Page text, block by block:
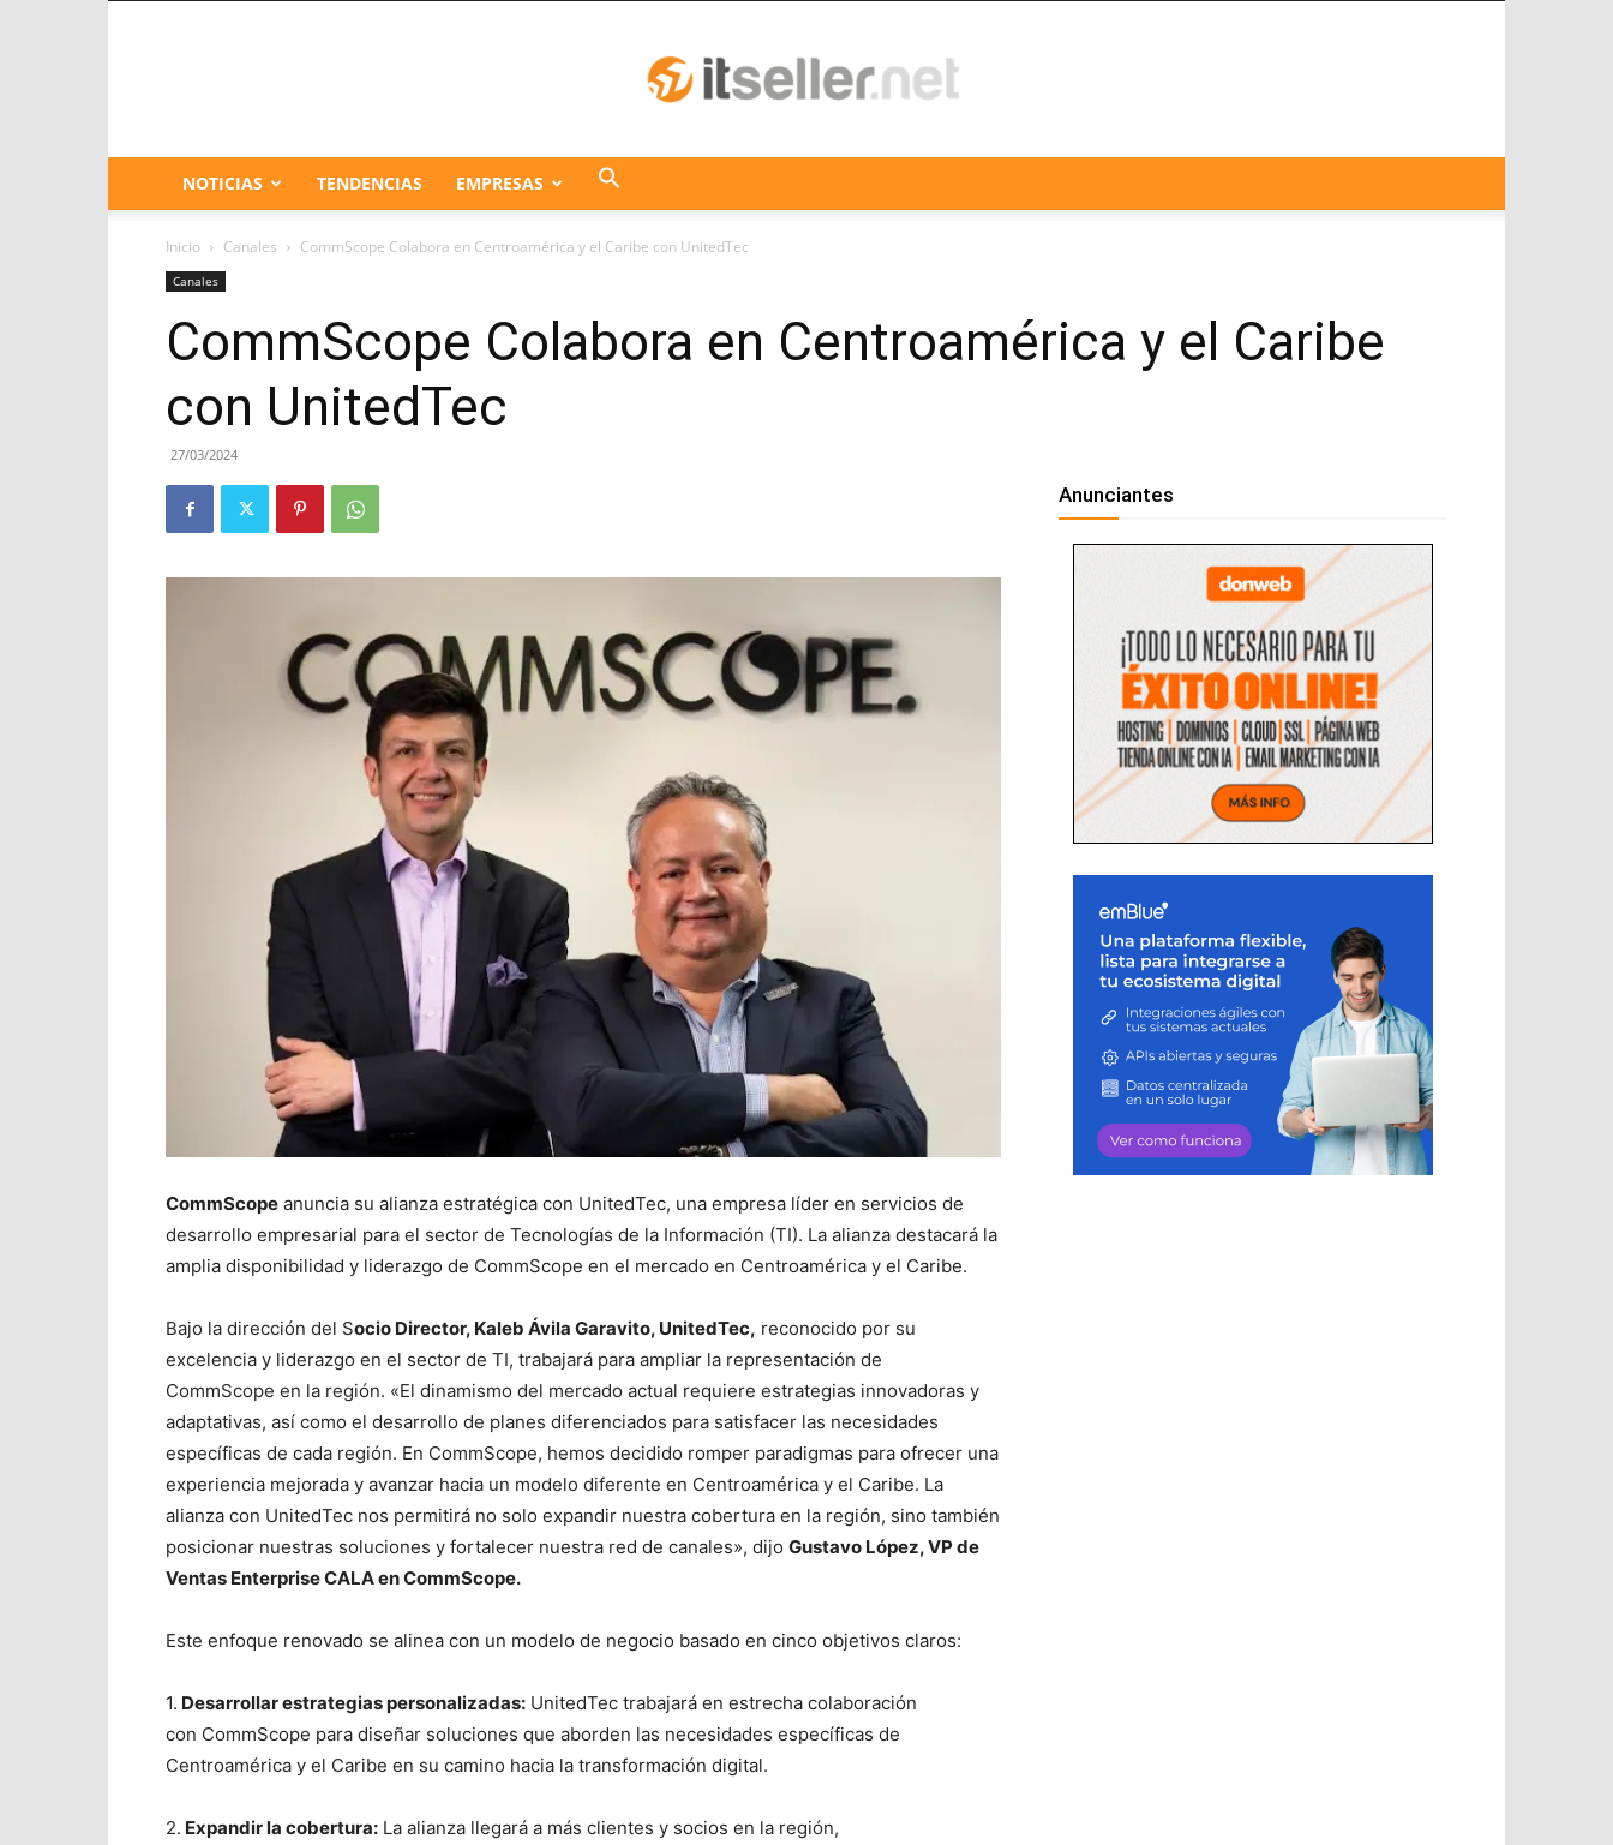
Centroamérica
NOTICIAS TENDENCIAS EMPRESAS
Inicio Canales CommScope Colabora en Centroamérica y el Caribe con UnitedTec
Canales
CommScope Colabora en Centroamérica y el Caribe
con UnitedTec
27/03/2024
CommScope anuncia su alianza estratégica con UnitedTec, una empresa líder en servicios de
desarrollo empresarial para el sector de Tecnologías de la Información (TI). La alianza destacará la
amplia disponibilidad y liderazgo de CommScope en el mercado en Centroamérica y el Caribe.
Bajo la dirección del Socio Director, Kaleb Ávila Garavito, UnitedTec, reconocido por su
excelencia y liderazgo en el sector de TI, trabajará para ampliar la representación de
CommScope en la región. «El dinamismo del mercado actual requiere estrategias innovadoras y
adaptativas, así como el desarrollo de planes diferenciados para satisfacer las necesidades
específicas de cada región. En CommScope, hemos decidido romper paradigmas para ofrecer una
experiencia mejorada y avanzar hacia un modelo diferente en Centroamérica y el Caribe. La
alianza con UnitedTec nos permitirá no solo expandir nuestra cobertura en la región, sino también
posicionar nuestras soluciones y fortalecer nuestra red de canales», dijo Gustavo López, VP de
Ventas Enterprise CALA en CommScope.
Este enfoque renovado se alinea con un modelo de negocio basado en cinco objetivos claros:
1. Desarrollar estrategias personalizadas: UnitedTec trabajará en estrecha colaboración
con CommScope para diseñar soluciones que aborden las necesidades específicas de
Centroamérica y el Caribe en su camino hacia la transformación digital.
2. Expandir la cobertura: La alianza llegará a más clientes y socios en la región,
Anunciantes